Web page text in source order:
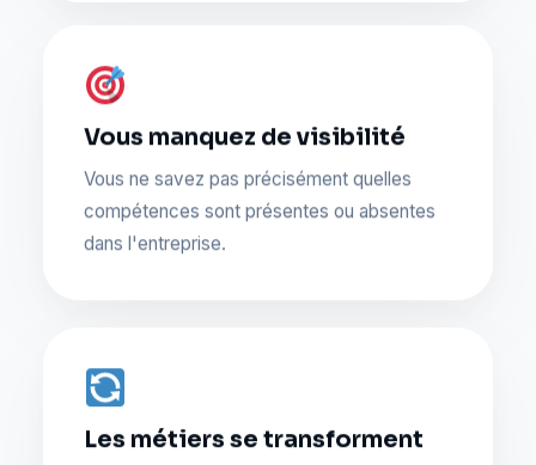
Vous manquez de visibilité
Vous ne savez pas précisément quelles
compétences sont présentes ou absentes
dans l'entreprise.
Les métiers se transforment